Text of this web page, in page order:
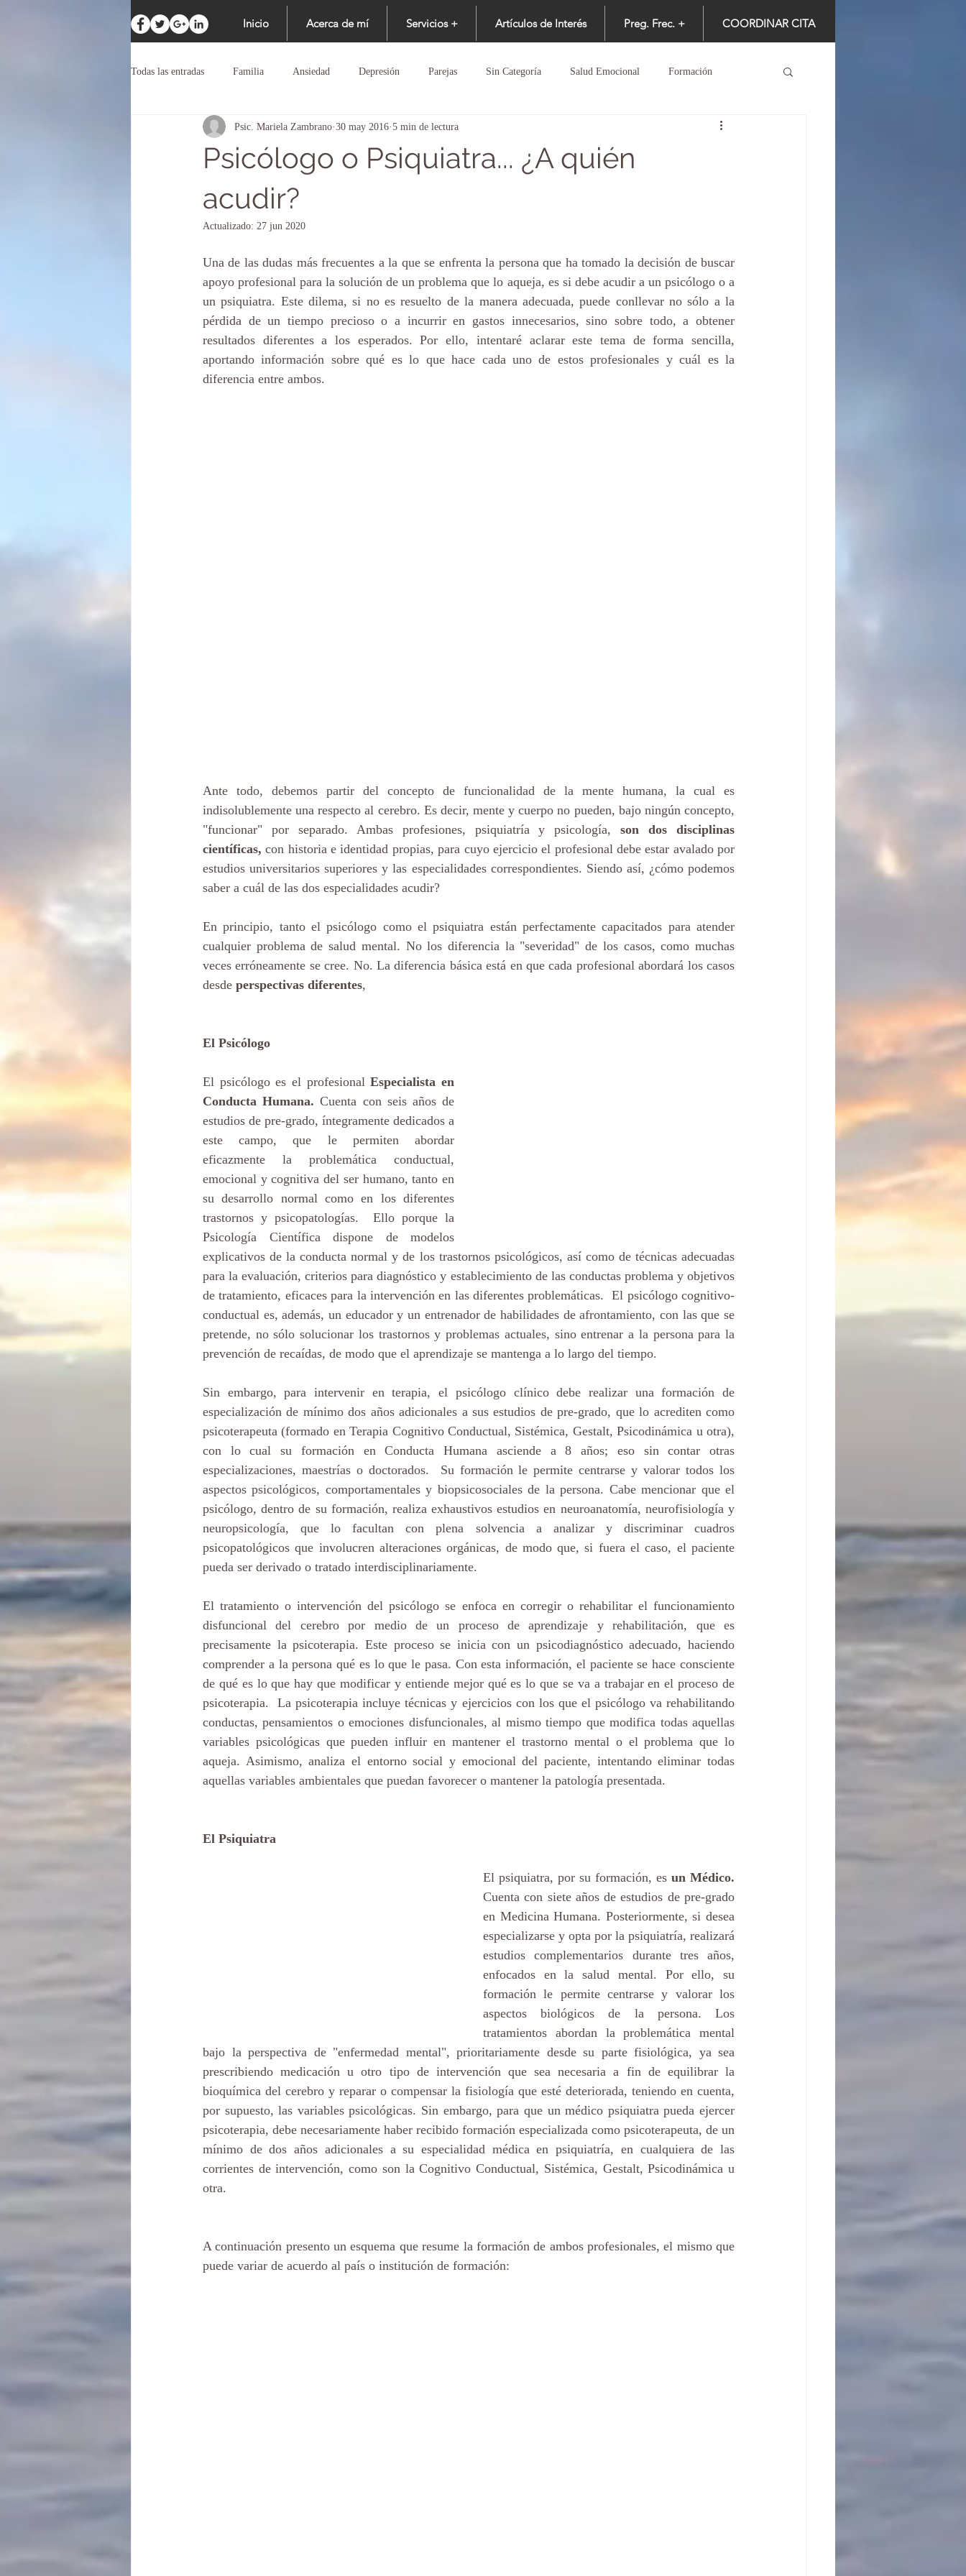
Inicio Acerca de mí Servicios + Artículos de Interés Preg. Frec. + COORDINAR CITA
Todas las entradas Familia Ansiedad Depresión Parejas Sin Categoría Salud Emocional Formación
Psicólogo o Psiquiatra... ¿A quién
acudir?
Psic. Mariela Zambrano 30 may 2016 5 min de lectura
Actualizado: 27 jun 2020
Una de las dudas más frecuentes a la que se enfrenta la persona que ha tomado la decisión de buscar
apoyo profesional para la solución de un problema que lo aqueja, es si debe acudir a un psicólogo o a
un psiquiatra. Este dilema, si no es resuelto de la manera adecuada, puede conllevar no sólo a la
pérdida de un tiempo precioso o a incurrir en gastos innecesarios, sino sobre todo, a obtener
resultados diferentes a los esperados. Por ello, intentaré aclarar este tema de forma sencilla,
aportando información sobre qué es lo que hace cada uno de estos profesionales y cuál es la
diferencia entre ambos.
Ante todo, debemos partir del concepto de funcionalidad de la mente humana, la cual es
indisolublemente una respecto al cerebro. Es decir, mente y cuerpo no pueden, bajo ningún concepto,
"funcionar" por separado. Ambas profesiones, psiquiatría y psicología, son dos disciplinas
científicas, con historia e identidad propias, para cuyo ejercicio el profesional debe estar avalado por
estudios universitarios superiores y las especialidades correspondientes. Siendo así, ¿cómo podemos
saber a cuál de las dos especialidades acudir?
En principio, tanto el psicólogo como el psiquiatra están perfectamente capacitados para atender
cualquier problema de salud mental. No los diferencia la "severidad" de los casos, como muchas
veces erróneamente se cree. No. La diferencia básica está en que cada profesional abordará los casos
desde perspectivas diferentes,
El Psicólogo
El psicólogo es el profesional Especialista en
Conducta Humana. Cuenta con seis años de
estudios de pre-grado, íntegramente dedicados a
este campo, que le permiten abordar
eficazmente la problemática conductual,
emocional y cognitiva del ser humano, tanto en
su desarrollo normal como en los diferentes
trastornos y psicopatologías.  Ello porque la
Psicología Científica dispone de modelos
explicativos de la conducta normal y de los trastornos psicológicos, así como de técnicas adecuadas
para la evaluación, criterios para diagnóstico y establecimiento de las conductas problema y objetivos
de tratamiento, eficaces para la intervención en las diferentes problemáticas.  El psicólogo cognitivo-
conductual es, además, un educador y un entrenador de habilidades de afrontamiento, con las que se
pretende, no sólo solucionar los trastornos y problemas actuales, sino entrenar a la persona para la
prevención de recaídas, de modo que el aprendizaje se mantenga a lo largo del tiempo.
Sin embargo, para intervenir en terapia, el psicólogo clínico debe realizar una formación de
especialización de mínimo dos años adicionales a sus estudios de pre-grado, que lo acrediten como
psicoterapeuta (formado en Terapia Cognitivo Conductual, Sistémica, Gestalt, Psicodinámica u otra),
con lo cual su formación en Conducta Humana asciende a 8 años; eso sin contar otras
especializaciones, maestrías o doctorados.  Su formación le permite centrarse y valorar todos los
aspectos psicológicos, comportamentales y biopsicosociales de la persona. Cabe mencionar que el
psicólogo, dentro de su formación, realiza exhaustivos estudios en neuroanatomía, neurofisiología y
neuropsicología, que lo facultan con plena solvencia a analizar y discriminar cuadros
psicopatológicos que involucren alteraciones orgánicas, de modo que, si fuera el caso, el paciente
pueda ser derivado o tratado interdisciplinariamente.
El tratamiento o intervención del psicólogo se enfoca en corregir o rehabilitar el funcionamiento
disfuncional del cerebro por medio de un proceso de aprendizaje y rehabilitación, que es
precisamente la psicoterapia. Este proceso se inicia con un psicodiagnóstico adecuado, haciendo
comprender a la persona qué es lo que le pasa. Con esta información, el paciente se hace consciente
de qué es lo que hay que modificar y entiende mejor qué es lo que se va a trabajar en el proceso de
psicoterapia.  La psicoterapia incluye técnicas y ejercicios con los que el psicólogo va rehabilitando
conductas, pensamientos o emociones disfuncionales, al mismo tiempo que modifica todas aquellas
variables psicológicas que pueden influir en mantener el trastorno mental o el problema que lo
aqueja. Asimismo, analiza el entorno social y emocional del paciente, intentando eliminar todas
aquellas variables ambientales que puedan favorecer o mantener la patología presentada.
El Psiquiatra
El psiquiatra, por su formación, es un Médico.
Cuenta con siete años de estudios de pre-grado
en Medicina Humana. Posteriormente, si desea
especializarse y opta por la psiquiatría, realizará
estudios complementarios durante tres años,
enfocados en la salud mental. Por ello, su
formación le permite centrarse y valorar los
aspectos biológicos de la persona. Los
tratamientos abordan la problemática mental
bajo la perspectiva de "enfermedad mental", prioritariamente desde su parte fisiológica, ya sea
prescribiendo medicación u otro tipo de intervención que sea necesaria a fin de equilibrar la
bioquímica del cerebro y reparar o compensar la fisiología que esté deteriorada, teniendo en cuenta,
por supuesto, las variables psicológicas. Sin embargo, para que un médico psiquiatra pueda ejercer
psicoterapia, debe necesariamente haber recibido formación especializada como psicoterapeuta, de un
mínimo de dos años adicionales a su especialidad médica en psiquiatría, en cualquiera de las
corrientes de intervención, como son la Cognitivo Conductual, Sistémica, Gestalt, Psicodinámica u
otra.
A continuación presento un esquema que resume la formación de ambos profesionales, el mismo que
puede variar de acuerdo al país o institución de formación: